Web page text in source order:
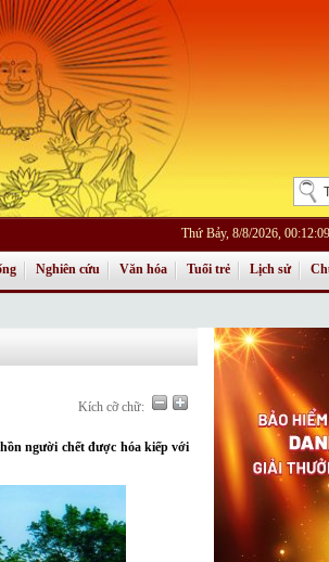
Thứ Bảy, 8/8/2026,
Nghiên cứu Văn hóa Tuổi trẻ Lịch sử
Kích cỡ chữ:
người chết được hóa kiếp với